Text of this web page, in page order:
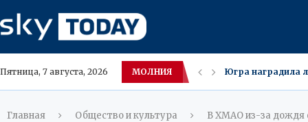
Пятница, 7 августа, 2026 МОЛНИЯ Югра наградила
Okko возглавил
Восточный
Чисти телевизор
Эксперты Сбера
Сбер поддержал
Арбузы в России
ВТБ продал офис
Главная Общество и культура В ХМАО из-за дождя